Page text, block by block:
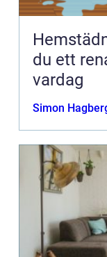
Hemstädning
du ett
vardag
Simon